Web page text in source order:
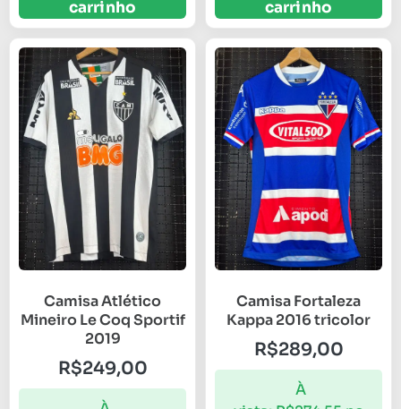
carrinho
carrinho
Camisa Atlético
Mineiro Le Coq Sportif
2019
R$249,00
Camisa Fortaleza
Kappa 2016 tricolor
R$289,00
À